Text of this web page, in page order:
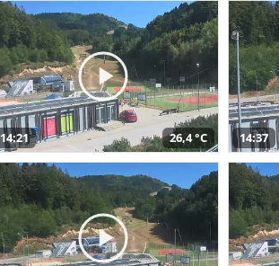
14:21 26,4 °C 14:37